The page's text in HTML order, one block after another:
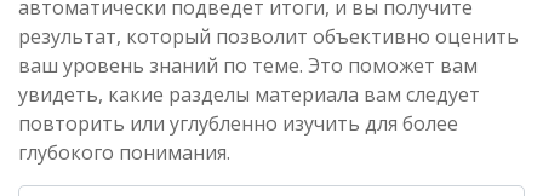
автоматически подведет итоги, и вы получите
результат, который позволит объективно оценить
ваш уровень знаний по теме. Это поможет вам
увидеть, какие разделы материала вам следует
повторить или углубленно изучить для более
глубокого понимания.